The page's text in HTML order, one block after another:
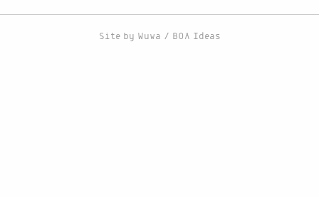
Site by Wuwa / BOA Ideas